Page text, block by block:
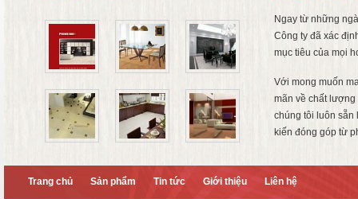
Ngay từ những
Công ty đã xác
mục tiêu của mọi
Với mong muốn
mãn về chất
chúng tôi luôn sẵn
kiến đóng góp từ
Trang chủ Sản phẩm Tin tức Giới thiệu Liên hệ